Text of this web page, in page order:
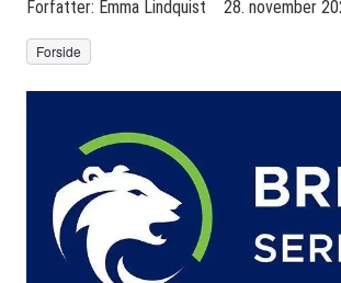
Forfatter: Emma Lindquist 28. november
Forside